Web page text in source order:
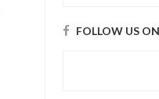
FOLLOW US